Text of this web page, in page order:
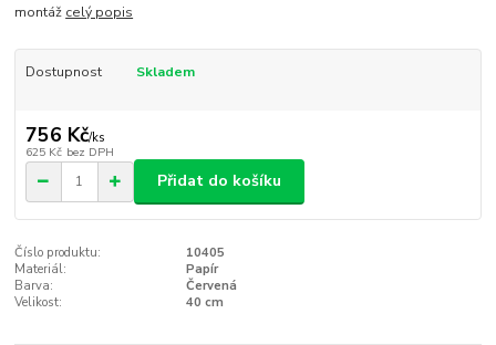
montáž celý popis
Dostupnost Skladem
756 Kč/ks
625 Kč bez DPH
Přidat do košíku
Číslo produktu:
10405
Materiál:
Papír
Barva:
Červená
Velikost:
40 cm